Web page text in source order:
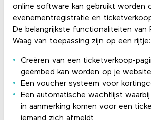
online software kan gebruikt worden
evenementregistratie en
De belangrijkste functionaliteiten van
Waag van toepassing zijn op een rijtje:
Creëren van een ticketverkoop-
geëmbed kan worden op je website
Een voucher systeem voor
Een automatische wachtlijst
in aanmerking komen voor een